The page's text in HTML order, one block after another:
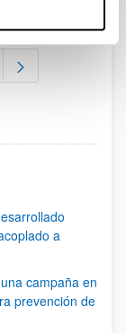
Use TAB
a
campaña en
prevención de